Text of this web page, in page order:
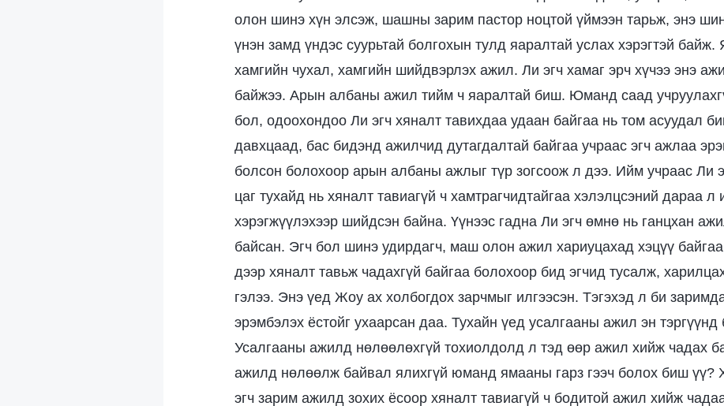
олон шинэ хүн элсэж, шашны зарим пастор ноцтой үймээн тарьж, энэ
үнэн замд үндэс суурьтай болгохын тулд яаралтай услах хэрэгтэй байж.
хамгийн чухал, хамгийн шийдвэрлэх ажил. Ли эгч хамаг эрч хүчээ энэ
байжээ. Арын албаны ажил тийм ч яаралтай биш. Юманд саад
бол, одоохондоо Ли эгч хяналт тавихдаа удаан байгаа нь том асуудал
давхцаад, бас бидэнд ажилчид дутагдалтай байгаа учраас эгч ажлаа
болсон болохоор арын албаны ажлыг түр зогсоож л дээ. Ийм учраас Ли
цаг тухайд нь хяналт тавиагүй ч хамтрагчидтайгаа хэлэлцсэний дараа л
хэрэгжүүлэхээр шийдсэн байна. Үүнээс гадна Ли эгч өмнө нь ганцхан
байсан. Эгч бол шинэ удирдагч, маш олон ажил хариуцахад хэцүү
дээр хяналт тавьж чадахгүй байгаа болохоор бид эгчид тусалж, харилцах
гэлээ. Энэ үед Жоу ах холбогдох зарчмыг илгээсэн. Тэгэхэд л би
эрэмбэлэх ёстойг ухаарсан даа. Тухайн үед усалгааны ажил эн тэргүүнд
Усалгааны ажилд нөлөөлөхгүй тохиолдолд л тэд өөр ажил хийж чадах
ажилд нөлөөлж байвал ялихгүй юманд ямааны гарз гээч болох биш үү?
эгч зарим ажилд зохих ёсоор хяналт тавиагүй ч бодитой ажил хийж